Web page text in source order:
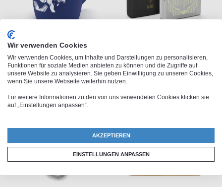
Kaffeebecher mit Gravur
ab 17,95 € ab 39,95 €
Wir verwenden Cookies
Wir verwenden Cookies, um Inhalte und Darstellungen zu personalisieren,
Funktionen für soziale Medien anbieten zu können und die Zugriffe auf
unsere Website zu analysieren. Sie geben Einwilligung zu unseren Cookies,
wenn Sie unsere Webseite weiterhin nutzen.
Für weitere Informationen zu den von uns verwendeten Cookies klicken sie
auf „Einstellungen anpassen“.
AKZEPTIEREN
EINSTELLUNGEN ANPASSEN